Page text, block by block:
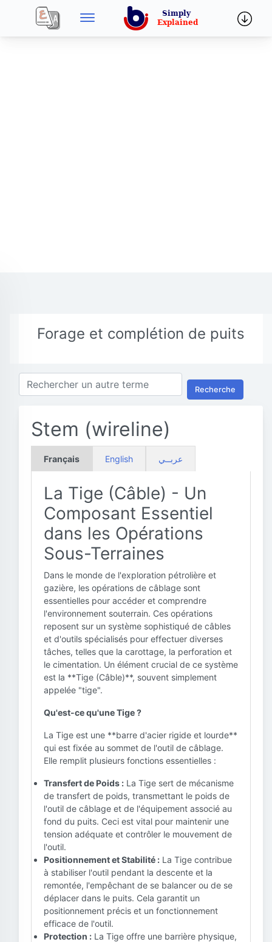
Forage et complétion de puits
Recherche
Stem (wireline)
Français English عربــي
La Tige (Câble) - Un
Composant Essentiel
dans les Opérations
Sous-Terraines
Dans le monde de l'exploration pétrolière et
gazière, les opérations de câblage sont
essentielles pour accéder et comprendre
l'environnement souterrain. Ces opérations
reposent sur un système sophistiqué de câbles
et d'outils spécialisés pour effectuer diverses
tâches, telles que la carottage, la perforation et
le cimentation. Un élément crucial de ce système
est la **Tige (Câble)**, souvent simplement
appelée "tige".
Qu'est-ce qu'une Tige ?
La Tige est une **barre d'acier rigide et lourde**
qui est fixée au sommet de l'outil de câblage.
Elle remplit plusieurs fonctions essentielles :
Transfert de Poids : La Tige sert de mécanisme
de transfert de poids, transmettant le poids de
l'outil de câblage et de l'équipement associé au
fond du puits. Ceci est vital pour maintenir une
tension adéquate et contrôler le mouvement de
l'outil.
Positionnement et Stabilité : La Tige contribue
à stabiliser l'outil pendant la descente et la
remontée, l'empêchant de se balancer ou de se
déplacer dans le puits. Cela garantit un
positionnement précis et un fonctionnement
efficace de l'outil.
Protection : La Tige offre une barrière physique,